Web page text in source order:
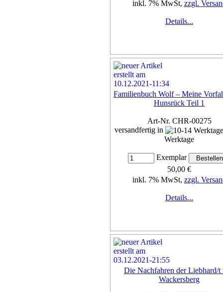
inkl. 7% MwSt, zzgl.
Details...
Familienbuch Wolf – Meine
Hunsrück Teil 1
Art-Nr. CHR-00275
versandfertig in
Werktage
Exemplar
50,00 €
inkl. 7% MwSt, zzgl.
Details...
Die Nachfahren der Liebhard/t
Wackersberg